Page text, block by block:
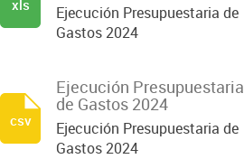
Ejecución Presupuestaria de
Gastos 2024
xls
Ejecución Presupuestaria
de Gastos 2024
Ejecución Presupuestaria de
Gastos 2024
csv